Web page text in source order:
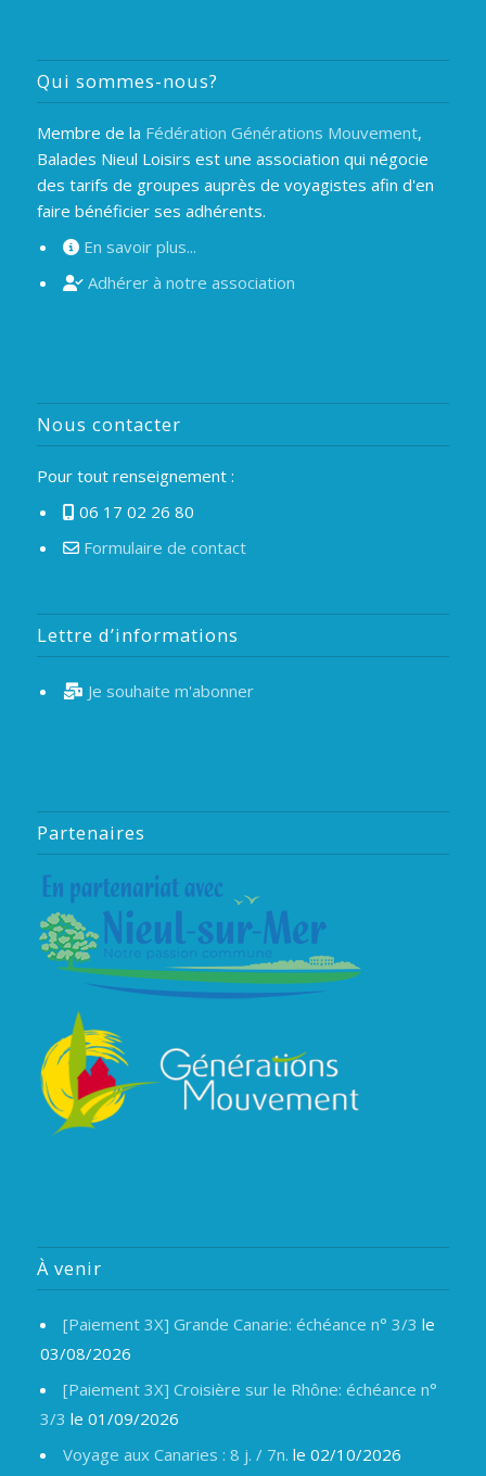
Qui sommes-nous?
Membre de la Fédération Générations Mouvement,
Balades Nieul Loisirs est une association qui négocie
des tarifs de groupes auprès de voyagistes afin d'en
faire bénéficier ses adhérents.
En savoir plus...
Adhérer à notre association
Nous contacter
Pour tout renseignement :
06 17 02 26 80
Formulaire de contact
Lettre d’informations
Je souhaite m'abonner
Partenaires
À venir
[Paiement 3X] Grande Canarie: échéance n° 3/3 le
03/08/2026
[Paiement 3X] Croisière sur le Rhône: échéance n°
3/3 le 01/09/2026
Voyage aux Canaries : 8 j. / 7n. le 02/10/2026